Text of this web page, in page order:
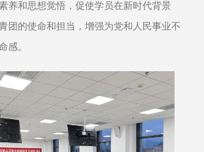
养和思想觉悟，促使学员在新时代背景
团的使命和担当，增强为党和人民事业不
感。